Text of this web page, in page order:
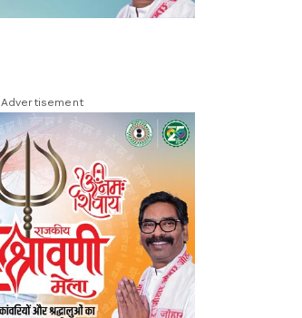
Advertisement